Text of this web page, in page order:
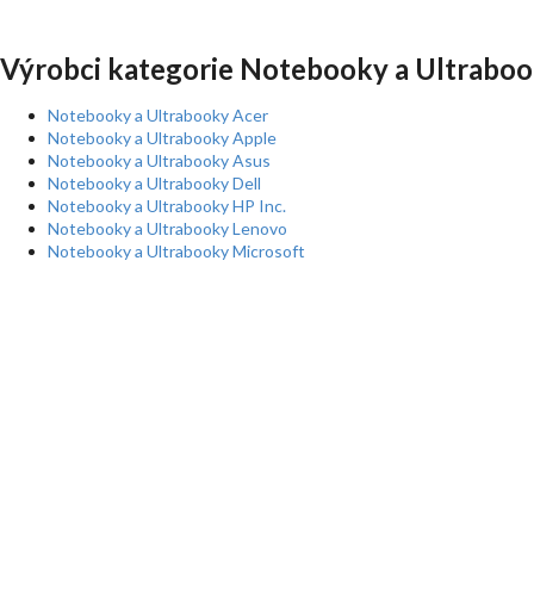
Výrobci kategorie Notebooky a
Notebooky a Ultrabooky Acer
Notebooky a Ultrabooky Apple
Notebooky a Ultrabooky Asus
Notebooky a Ultrabooky Dell
Notebooky a Ultrabooky HP Inc.
Notebooky a Ultrabooky Lenovo
Notebooky a Ultrabooky Microsoft